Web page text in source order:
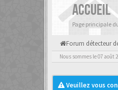
ACCUEIL
Page principale
Forum détecteur
Nous sommes le 07 août
Veuillez vous